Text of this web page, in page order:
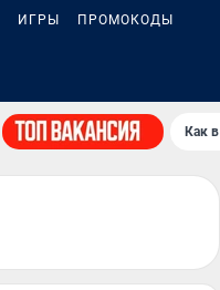
ИГРЫ ПРОМОКОДЫ
Как